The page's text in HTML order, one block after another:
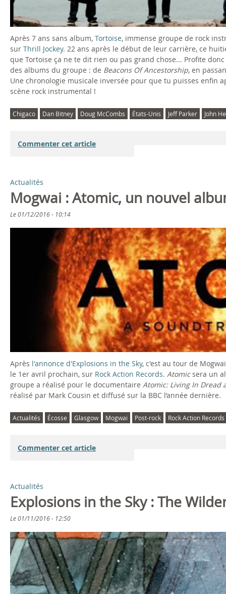
Après 7 ans sans album, Tortoise, immense groupe de rock
sur Thrill Jockey. 22 ans après le début de leur carrière, ce
que Tortoise ça ne te dit rien ou pas grand chose... Profite
des albums du groupe : de Beacons Of Ancestorship, en
Une chronologie musicale inversée pour que tu puisses
scène rock instrumental !
Chigaco Dan Bitney Doug McCombs États-Unis Jeff Parker John
Commenter cet article
Actualités
Mogwai : Atomic, un nouvel
Le01/12/2016 - 10:14
Après l'annonce d'Explosions in the Sky, c'est au tour de
le 1er avril prochain, sur Rock Action Records. Atomicsera un
groupe a réalisé pour le documentaire Atomic: Living In Dread
réalisé par Mark Cousin et diffusé sur la BBC l’année dernière.
Actualités Écosse Glasgow Mogwai Post-rock Rock Action Records
Commenter cet article
Actualités
Explosions in the Sky : The
Le01/11/2016 - 12:50